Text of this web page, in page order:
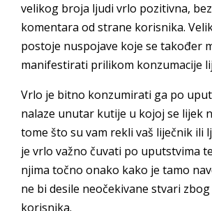
velikog broja ljudi vrlo pozitivna,
komentara od strane korisnika.
postoje nuspojave koje se također
manifestirati prilikom konzumacije
Vrlo je bitno konzumirati ga po
nalaze unutar kutije u kojoj se lijek
tome što su vam rekli vaš liječnik ili
je vrlo važno čuvati po uputstvima
njima točno onako kako je tamo
ne bi desile neočekivane stvari
korisnika.